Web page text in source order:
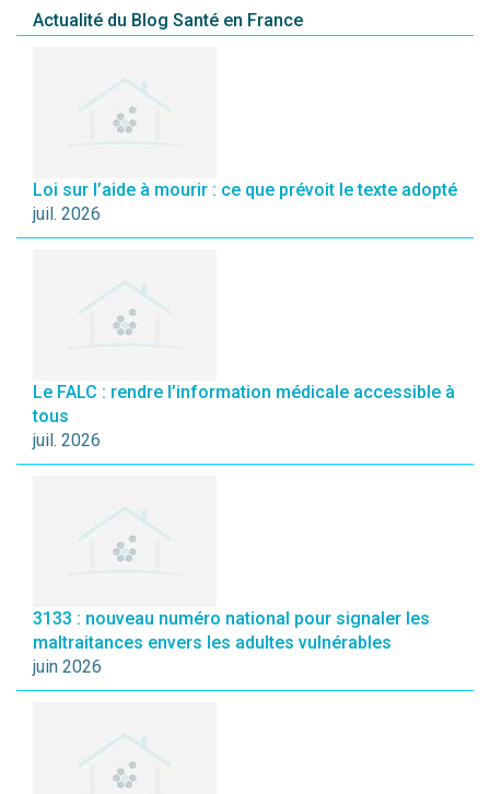
Actualité du Blog Santé en France
Loi sur l’aide à mourir : ce que prévoit le texte adopté
juil. 2026
Le FALC : rendre l’information médicale accessible à
tous
juil. 2026
3133 : nouveau numéro national pour signaler les
maltraitances envers les adultes vulnérables
juin 2026